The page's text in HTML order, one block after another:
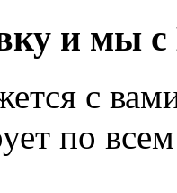
и мы
с
по